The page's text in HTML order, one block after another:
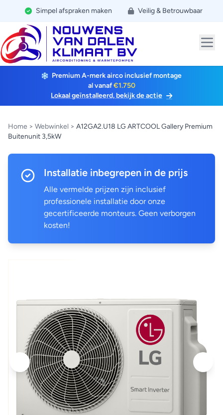
Simpel afspraken maken Veilig & Betrouwbaar
Premium A-merk airco inclusief montage
al vanaf€1.750
Lokaal geïnstalleerd, bekijk de actie
Home > Webwinkel > A12GA2.U18 LG ARTCOOL Gallery Premium
Buitenunit 3,5kW
Installatie inbegrepen in de prijs
Alle vermelde prijzen zijn inclusief
professionele installatie door onze
gecertificeerde monteurs. Geen verborgen
kosten!